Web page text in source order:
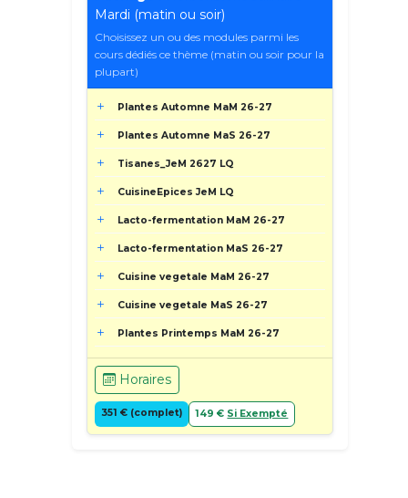
Mardi (matin ou soir)
Choisissez un ou des modules parmi les
cours dédiés ce thème (matin ou soir pour la
plupart)
Plantes Automne MaM 26-27
Plantes Automne MaS 26-27
Tisanes_JeM 2627 LQ
CuisineEpices JeM LQ
Lacto-fermentation MaM 26-27
Lacto-fermentation MaS 26-27
Cuisine vegetale MaM 26-27
Cuisine vegetale MaS 26-27
Plantes Printemps MaM 26-27
Horaires
351 € (complet) 149 € Si Exempté